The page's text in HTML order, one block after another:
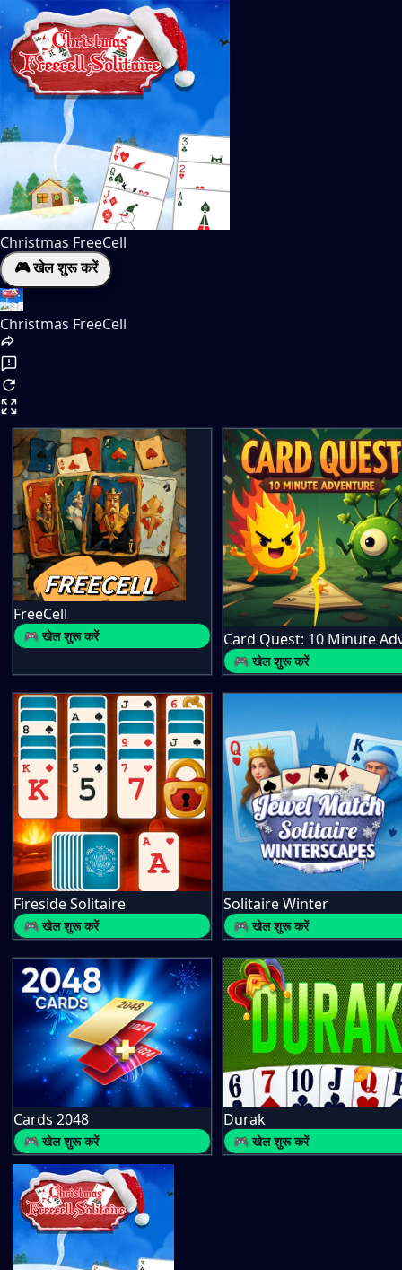
Christmas FreeCell
🎮 खेल शुरू करें
Christmas FreeCell
FreeCell
🎮 खेल शुरू करें
🎮 खेल शुरू करें
Fireside Solitaire
🎮 खेल शुरू करें
Solitaire Winter
🎮 खेल शुरू करें
Cards 2048
🎮 खेल शुरू करें
Durak
🎮 खेल शुरू करें